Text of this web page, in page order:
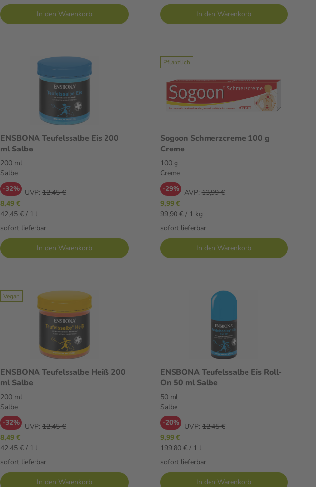
In den Warenkorb In den Warenkorb
ENSBONA Teufelssalbe Eis 200
ml Salbe
200 ml
Salbe
-32% UVP: 12,45 €
8,49 €
42,45 € / 1 l
sofort lieferbar
In den Warenkorb
Pflanzlich
Sogoon Schmerzcreme 100 g
Creme
100 g
Creme
-29% AVP: 13,99 €
9,99 €
99,90 € / 1 kg
sofort lieferbar
In den Warenkorb
Vegan
ENSBONA Teufelssalbe Heiß 200
ml Salbe
200 ml
Salbe
-32% UVP: 12,45 €
8,49 €
42,45 € / 1 l
sofort lieferbar
In den Warenkorb
ENSBONA Teufelssalbe Eis Roll-
On 50 ml Salbe
50 ml
Salbe
-20%
UVP: 12,45 €
9,99 €
199,80 € / 1 l
sofort lieferbar
In den Warenkorb